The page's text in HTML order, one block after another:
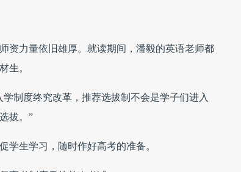
资力量依旧雄厚。就读期间，潘毅的英语老师都
生。
制度终究改革，推荐选拔制不会是学子们进入
拔。”
学生学习，随时作好高考的准备。